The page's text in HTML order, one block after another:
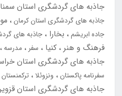
جاذبه های گردشگری استان
جاذبه های گردشگری استان کرمان
جاده ابریشم
بخارا جاذبه های
فرهنگ و هنر کنیا سفر مدرسه
جاذبه های گردشگری استان
سفرنامه پاکستان
ونزوئلا ترکمنستان
جاذبه های گردشگری استان